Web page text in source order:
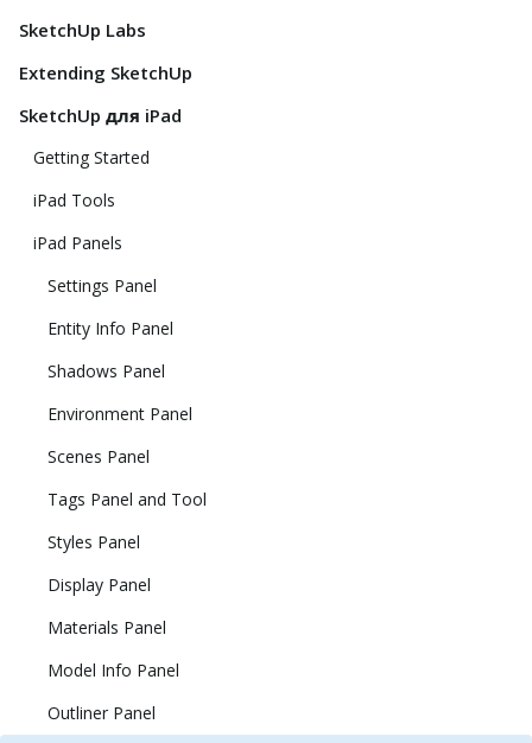
SketchUp Labs
Extending SketchUp
SketchUp для iPad
Getting Started
iPad Tools
iPad Panels
Settings Panel
Entity Info Panel
Shadows Panel
Environment Panel
Scenes Panel
Tags Panel and Tool
Styles Panel
Display Panel
Materials Panel
Model Info Panel
Outliner Panel